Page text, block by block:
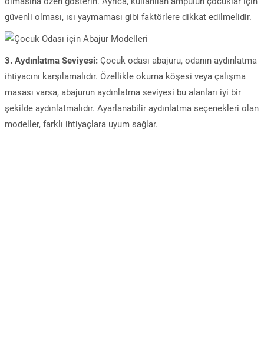
güvenli olması, ısı yaymaması gibi faktörlere dikkat edilmelidir.
3. Aydınlatma Seviyesi: Çocuk odası abajuru, odanın aydınlatma
ihtiyacını karşılamalıdır. Özellikle okuma köşesi veya çalışma
masası varsa, abajurun aydınlatma seviyesi bu alanları iyi bir
şekilde aydınlatmalıdır. Ayarlanabilir aydınlatma seçenekleri olan
modeller, farklı ihtiyaçlara uyum sağlar.